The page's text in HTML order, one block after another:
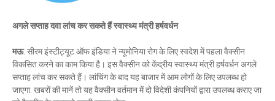
Mau Beat Media-Dec 14 2022
Mau Beat Media-Dec 10 2022
Mau:-मऊ के काजीटोला निवासी गौरव वर्मा बने आइएएस
Mau Beat Media - Dec 06 2022
Mau:-शिव धनुष भंग,राम बारात कल
Mau Beat Media - Nov 28 2022
अगले सप्ताह दवा लांच कर सकते हैं स्वास्थ्य मंत्री हर्षवर्धन
मऊ: सीरम इंस्टीट्यूट ऑफ इंडिया ने न्यूमोनिया रोग के लिए स्वदेश में पहला वैक्सीन
विकसित करने का काम किया है। इस वैक्सीन को केंद्रीय स्वास्थ्य मंत्री हर्षवर्धन अगले
सप्ताह लांच कर सकते हैं। लांचिंग के बाद यह बाजार में आम लोगों के लिए उपलब्ध हो
जाएगा. खबरों की मानें तो यह वैक्सीन वर्तमान में दो विदेशी कंपनियों द्वारा उपलब्ध कराए जा